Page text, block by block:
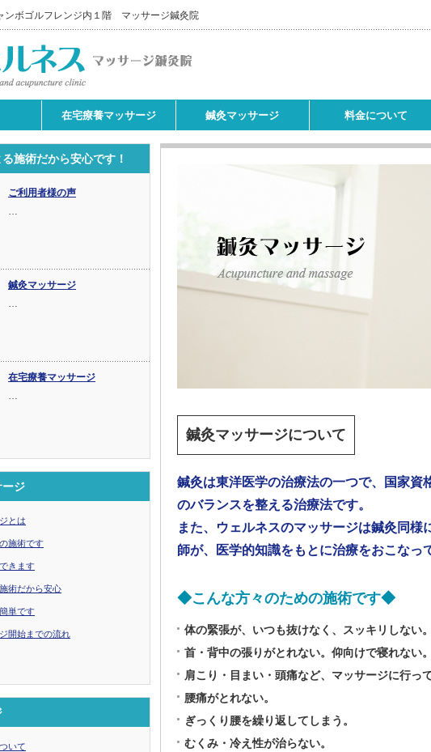
ンボゴルフレンジ内１階 マッサージ鍼灸院
在宅療養マッサージ 鍼灸マッサージ 料金について
鍼灸マッサージについて
鍼灸は東洋医学の治療法の一つで、国家資
のバランスを整える治療法です。
また、ウェルネスのマッサージは鍼灸同
師が、医学的知識をもとに治療をおこなっ
◆こんな方々のための施術です◆
体の緊張が、いつも抜けなく、スッキリしない。
首・背中の張りがとれない。仰向けで寝れない。
肩こり・目まい・頭痛など、マッサージに行っ
腰痛がとれない。
ぎっくり腰を繰り返してしまう。
むくみ・冷え性が治らない。
施術だから安心です！
ご利用者様の声
…
鍼灸マッサージ
…
在宅療養マッサージ
…
ージ
とは
施術です
きます
術だから安心
単です
開始までの流れ
いて